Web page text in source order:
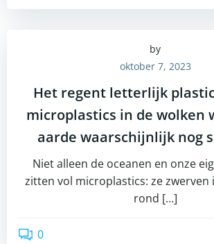
by
oktober 7, 2023
Het regent letterlijk
microplastics in de wolken
aarde waarschijnlijk nog
Niet alleen de oceanen en onze
zitten vol microplastics: ze zwerven
rond […]
0